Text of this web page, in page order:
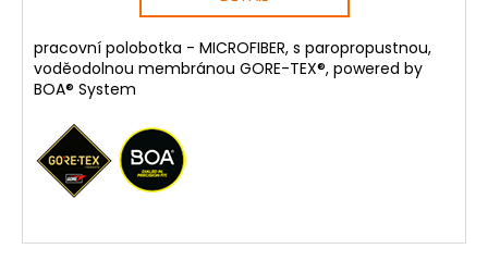
pracovní polobotka - MICROFIBER, s paropropustnou,
voděodolnou membránou GORE-TEX®, powered by
BOA® System